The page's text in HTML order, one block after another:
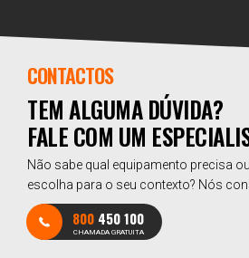
CONTACTOS
TEM ALGUMA DÚVIDA?
FALE COM UM
Não sabe qual equipamento precisa
escolha para o seu contexto? Nós
800 450 100
CHAMADA GRATUITA